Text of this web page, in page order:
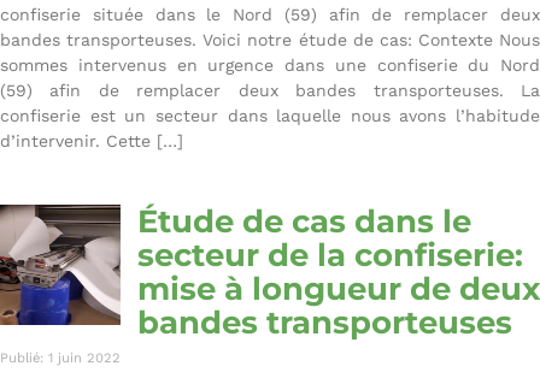
confiserie située dans le Nord (59) afin de remplacer deux
bandes transporteuses. Voici notre étude de cas: Contexte Nous
sommes intervenus en urgence dans une confiserie du Nord
(59) afin de remplacer deux bandes transporteuses. La
confiserie est un secteur dans laquelle nous avons l’habitude
d’intervenir. Cette […]
Étude de cas dans le
secteur de la confiserie:
mise à longueur de deux
bandes transporteuses
Publié: 1 juin 2022